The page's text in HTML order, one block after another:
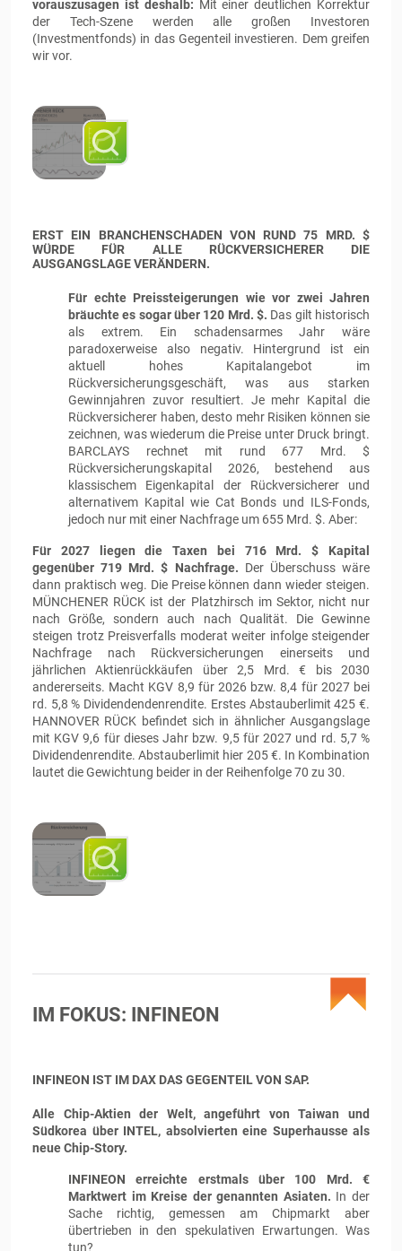
vorauszusagen ist deshalb: Mit einer deutlichen Korrektur
der Tech-Szene werden alle großen Investoren
(Investmentfonds) in das Gegenteil investieren. Dem greifen
wir vor.
ERST EIN BRANCHENSCHADEN VON RUND 75 MRD. $
WÜRDE FÜR ALLE RÜCKVERSICHERER DIE
AUSGANGSLAGE VERÄNDERN.
Für echte Preissteigerungen wie vor zwei Jahren
bräuchte es sogar über 120 Mrd. $. Das gilt historisch
als extrem. Ein schadensarmes Jahr wäre
paradoxerweise also negativ. Hintergrund ist ein
aktuell hohes Kapitalangebot im
Rückversicherungsgeschäft, was aus starken
Gewinnjahren zuvor resultiert. Je mehr Kapital die
Rückversicherer haben, desto mehr Risiken können sie
zeichnen, was wiederum die Preise unter Druck bringt.
BARCLAYS rechnet mit rund 677 Mrd. $
Rückversicherungskapital 2026, bestehend aus
klassischem Eigenkapital der Rückversicherer und
alternativem Kapital wie Cat Bonds und ILS-Fonds,
jedoch nur mit einer Nachfrage um 655 Mrd. $. Aber:
Für 2027 liegen die Taxen bei 716 Mrd. $ Kapital
gegenüber 719 Mrd. $ Nachfrage. Der Überschuss wäre
dann praktisch weg. Die Preise können dann wieder steigen.
MÜNCHENER RÜCK ist der Platzhirsch im Sektor, nicht nur
nach Größe, sondern auch nach Qualität. Die Gewinne
steigen trotz Preisverfalls moderat weiter infolge steigender
Nachfrage nach Rückversicherungen einerseits und
jährlichen Aktienrückkäufen über 2,5 Mrd. € bis 2030
andererseits. Macht KGV 8,9 für 2026 bzw. 8,4 für 2027 bei
rd. 5,8 % Dividendendenrendite. Erstes Abstauberlimit 425 €.
HANNOVER RÜCK befindet sich in ähnlicher Ausgangslage
mit KGV 9,6 für dieses Jahr bzw. 9,5 für 2027 und rd. 5,7 %
Dividendenrendite. Abstauberlimit hier 205 €. In Kombination
lautet die Gewichtung beider in der Reihenfolge 70 zu 30.
IM FOKUS: INFINEON
INFINEON IST IM DAX DAS GEGENTEIL VON SAP.
Alle Chip-Aktien der Welt, angeführt von Taiwan und
Südkorea über INTEL, absolvierten eine Superhausse als
neue Chip-Story.
INFINEON erreichte erstmals über 100 Mrd. €
Marktwert im Kreise der genannten Asiaten. In der
Sache richtig, gemessen am Chipmarkt aber
übertrieben in den spekulativen Erwartungen. Was
tun?